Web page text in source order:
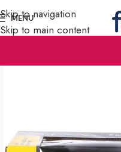
Skip to navigation
Skip to main content
MENU